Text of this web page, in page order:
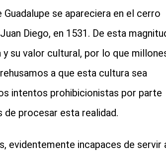
Guadalupe se apareciera en el cerro
Diego, en 1531. De esta
y su valor cultural, por lo que
a que esta cultura sea
intentos prohibicionistas por parte
de procesar esta realidad.
evidentemente incapaces de servir